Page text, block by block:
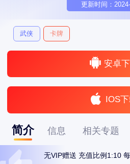
更新时间：
武侠 卡牌
安卓
IOS
简介 信息 相关专题
无VIP赠送 充值比例1:10